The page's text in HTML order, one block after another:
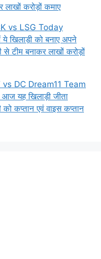
लाखों करोड़ों कमाए
vs LSG Today
को बनाए अपने
टीम बनाकर लाखों करोड़ों
vs DC Dream11 Team
यह खिलाड़ी जीता
कप्तान एवं वाइस कप्तान